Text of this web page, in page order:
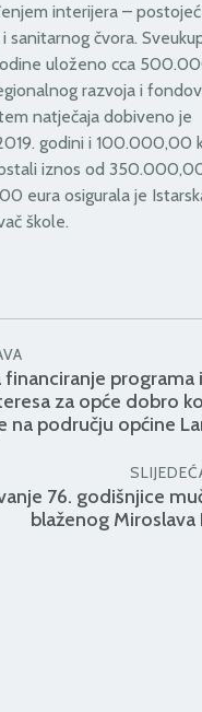
interijera –
sanitarnog čvora.
uloženo cca
razvoja i
natječaja dobiveno je
godini i 100.000,00
iznos od
eura osigurala je
škole.
financiranje programa i
za opće dobro
na području općine
76. godišnjice
blaženog Miroslava